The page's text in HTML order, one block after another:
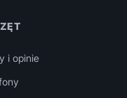
i opinie